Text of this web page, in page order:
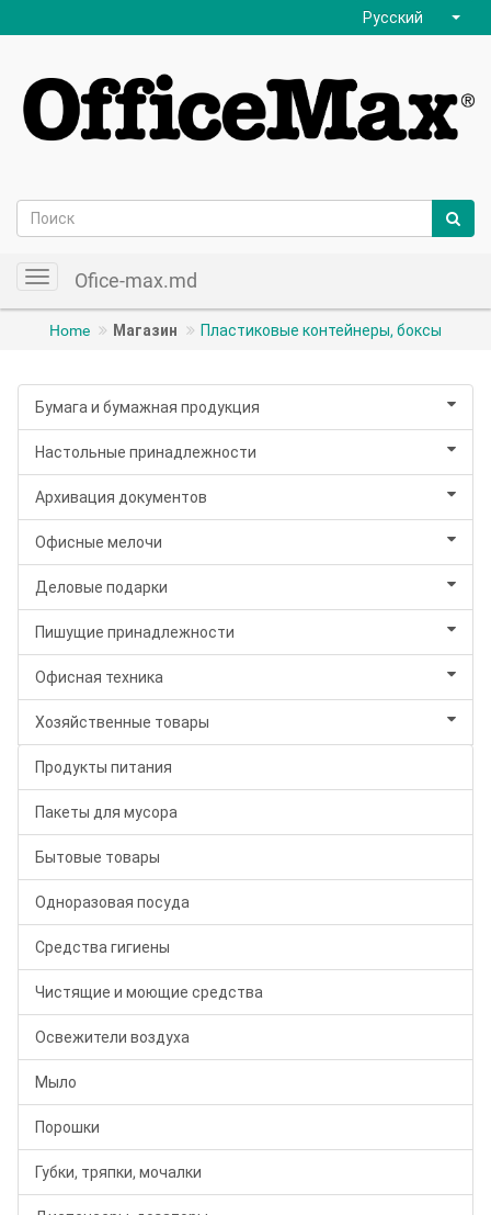
Русский
ToggleOfice-max.md
Home Магазин Пластиковые контейнеры, боксы
Бумага и бумажная продукция
Настольные принадлежности
Архивация документов
Офисные мелочи
Деловые подарки
Пишущие принадлежности
Офисная техника
Хозяйственные товары
Продукты питания
Пакеты для мусора
Бытовые товары
Одноразовая посуда
Средства гигиены
Чистящие и моющие средства
Освежители воздуха
Мыло
Порошки
Губки, тряпки, мочалки